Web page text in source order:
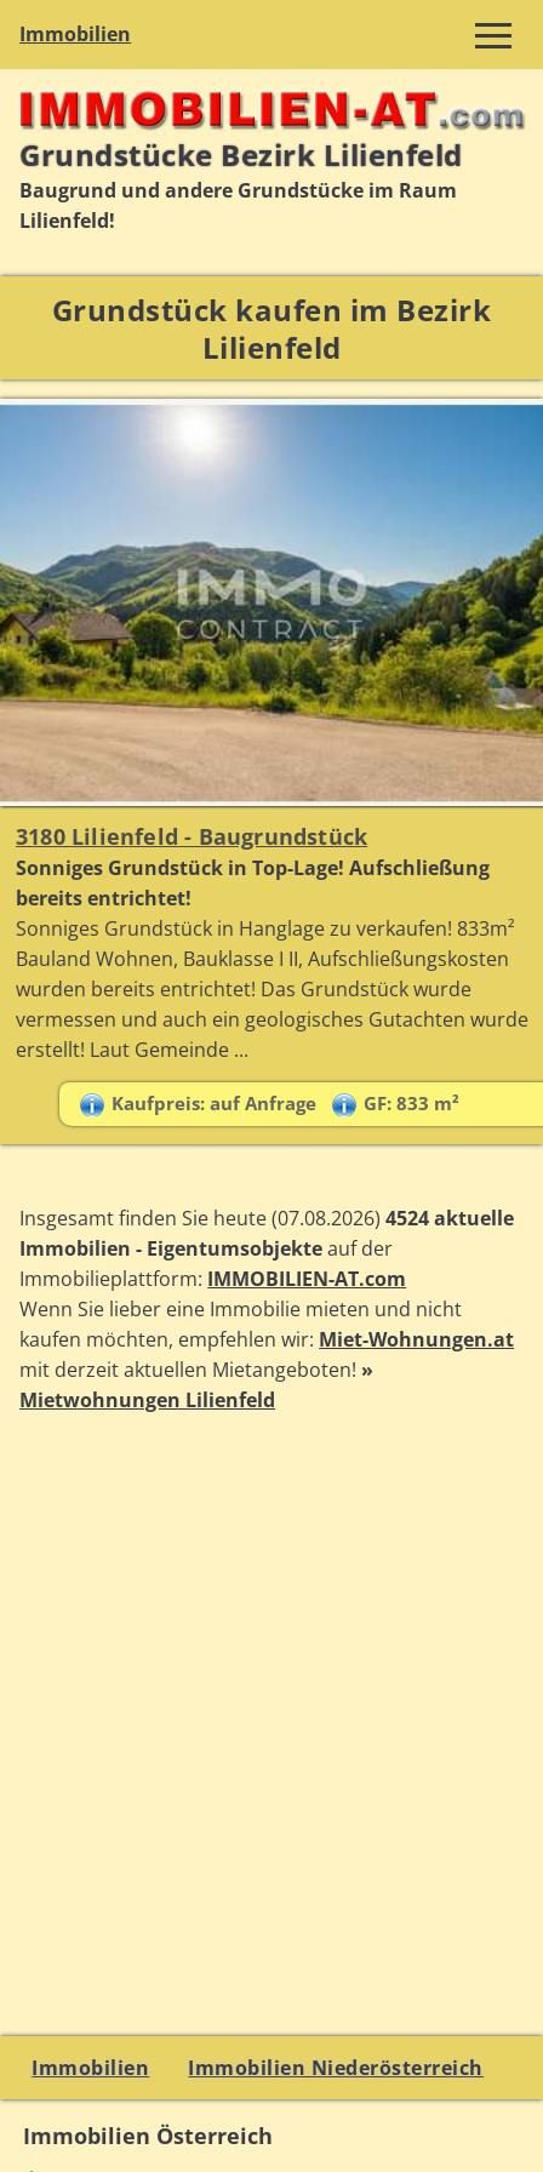
Immobilien
Grundstücke Bezirk Lilienfeld
Baugrund und andere Grundstücke im Raum
Lilienfeld!
Grundstück kaufen im Bezirk
Lilienfeld
3180 Lilienfeld - Baugrundstück
Sonniges Grundstück in Top-Lage! Aufschließung
bereits entrichtet!
Sonniges Grundstück in Hanglage zu verkaufen! 833m²
Bauland Wohnen, Bauklasse I II, Aufschließungskosten
wurden bereits entrichtet! Das Grundstück wurde
vermessen und auch ein geologisches Gutachten wurde
erstellt! Laut Gemeinde ...
Kaufpreis: auf Anfrage GF: 833 m²
Insgesamt finden Sie heute (07.08.2026)4524 aktuelle
Immobilien - Eigentumsobjekteauf der
Immobilieplattform: IMMOBILIEN-AT.com
Wenn Sie lieber eine Immobilie mieten und nicht
kaufen möchten, empfehlen wir: Miet-Wohnungen.at
mit derzeit aktuellen Mietangeboten! »
Mietwohnungen Lilienfeld
Immobilien Immobilien Niederösterreich
Immobilien Österreich